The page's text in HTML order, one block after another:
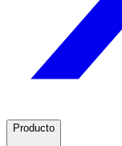
Producto